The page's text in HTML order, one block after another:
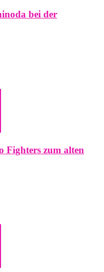
bei der
Fighters zum alten